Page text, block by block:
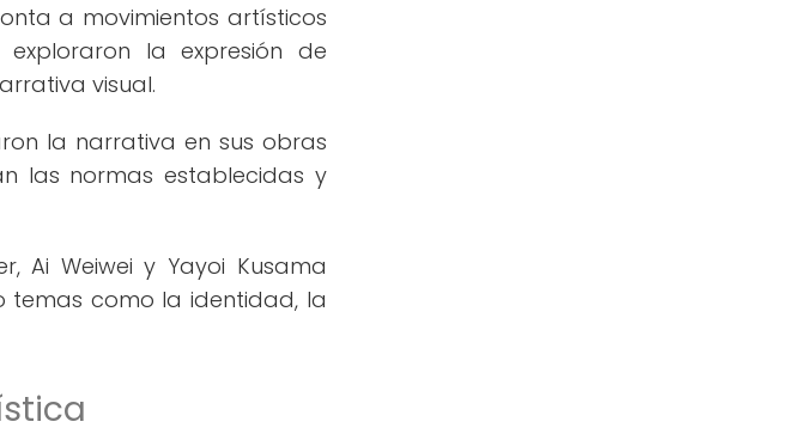
a movimientos artísticos
la expresión de
visual.
la narrativa en sus obras
las normas establecidas y
Ai Weiwei y Yayoi Kusama
temas como la identidad, la